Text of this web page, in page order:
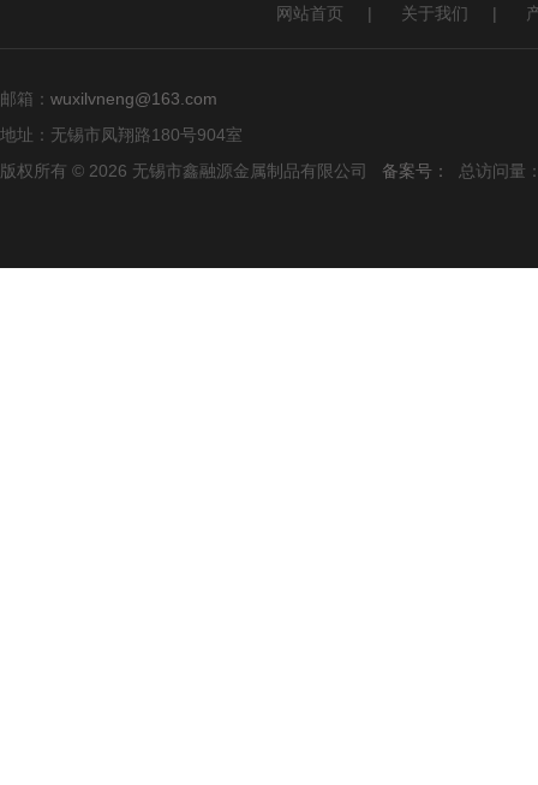
网站首页 | 关于我们 |
邮箱： wuxilvneng@163.com
地址：无锡市凤翔路180号904室
版权所有 © 2026 无锡市鑫融源金属制品有限公司 备案号： 总访问量